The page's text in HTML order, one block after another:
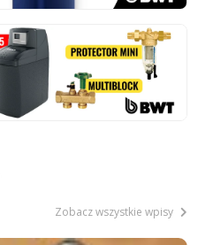
Zobacz wszystkie wpisy